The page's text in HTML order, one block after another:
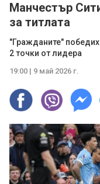
Манчестър
за титлата
"Гражданите"
2 точки от лидера
19:00 | 9 май 2026 г.